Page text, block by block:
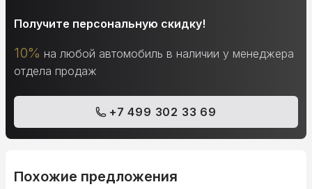
Получите персональную скидку!
10% на любой автомобиль в наличии у менеджера
отдела продаж
+7 499 302 33 69
Похожие предложения